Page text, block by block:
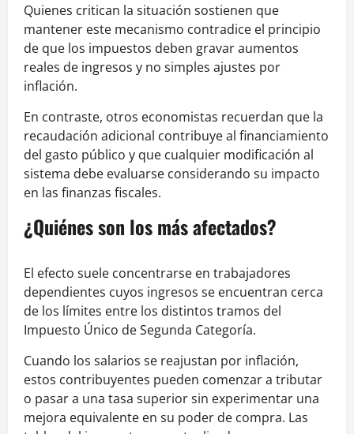
Quienes critican la situación sostienen que
mantener este mecanismo contradice el principio
de que los impuestos deben gravar aumentos
reales de ingresos y no simples ajustes por
inflación.
En contraste, otros economistas recuerdan que la
recaudación adicional contribuye al financiamiento
del gasto público y que cualquier modificación al
sistema debe evaluarse considerando su impacto
en las finanzas fiscales.
¿Quiénes son los más afectados?
El efecto suele concentrarse en trabajadores
dependientes cuyos ingresos se encuentran cerca
de los límites entre los distintos tramos del
Impuesto Único de Segunda Categoría.
Cuando los salarios se reajustan por inflación,
estos contribuyentes pueden comenzar a tributar
o pasar a una tasa superior sin experimentar una
mejora equivalente en su poder de compra. Las